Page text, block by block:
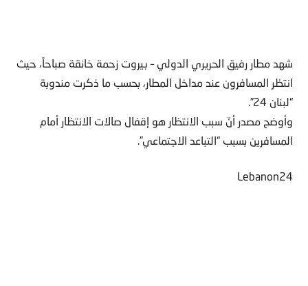
شهد مطار رفيق الحريري الدولي – بيروت زحمة خانقة صباحاً، حيث
انتظر المسافرون عند مداخل المطار، بحسب ما ذكرت مندوبة
“لبنان 24”.
وأوضح مصدر أنّ سبب الانتظار هو إقفال صالات الانتظار أمام
المسافرين بسبب “التباعد الاجتماعي”.
Lebanon24